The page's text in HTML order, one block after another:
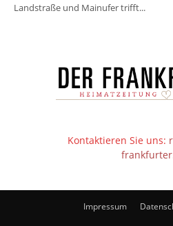
Landstraße und Mainufer trifft...
Kontaktieren Sie uns:
Impressum